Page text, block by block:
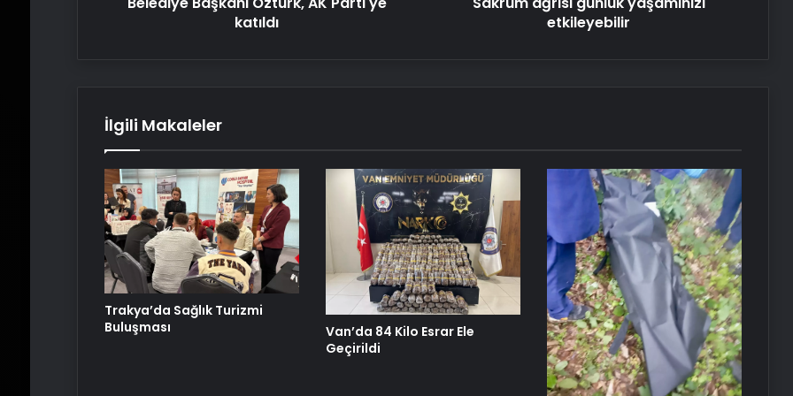
Yangında Yaşlı Çift Hayatını
Kaybetti
katıldı
etkileyebilir
İlgili Makaleler
Trakya’da Sağlık Turizmi
Buluşması
Van’da 84 Kilo Esrar Ele
Geçirildi